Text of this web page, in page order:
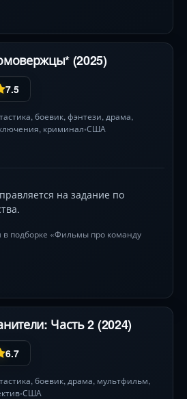
(2025)
7.5
, боевик, фэнтези, драма,
, криминал•США
на задание по
в подборке «Фильмы про команду
Часть 2 (2024)
6.7
, боевик, драма, мультфильм,
•США